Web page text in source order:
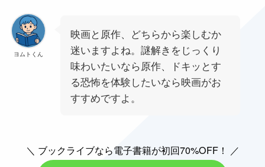
ヨムトくん
映画と原作、どちらから楽しむか
迷いますよね。謎解きをじっくり
味わいたいなら原作、ドキッとす
る恐怖を体験したいなら映画がお
すすめですよ。
＼ ブックライブなら電子書籍が初回70%OFF！ ／